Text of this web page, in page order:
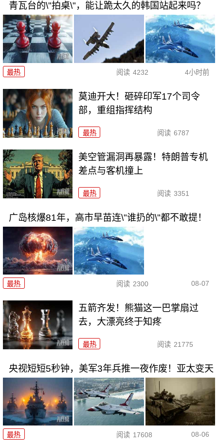
青瓦台的\"拍桌\"，能让跪太久的韩国站起来吗？
最热 阅读 4232 4小时前
莫迪开大！砸碎印军17个司令
部，重组指挥结构
最热 阅读 6787
美空管漏洞再暴露！特朗普专机
差点与客机撞上
最热 阅读 3351
广岛核爆81年，高市早苗连\"谁扔的\"都不敢提！
最热 阅读 2300 08-07
五箭齐发！熊猫这一巴掌扇过
去，大漂亮终于知疼
最热 阅读 21775
央视短短5秒钟，美军3年兵推一夜作废！亚太变天
最热 阅读 17608 08-06